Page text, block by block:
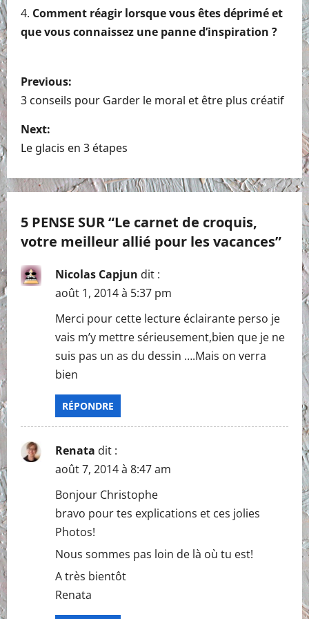
Comment réagir lorsque vous êtes déprimé et
que vous connaissez une panne d’inspiration ?
P
o
s
n
a
v
i
o
n
Previous:
3 conseils pour Garder le moral et être plus créatif
Next:
Le glacis en 3 étapes
5 PENSE SUR “Le carnet de croquis,
votre meilleur allié pour les vacances”
Nicolas Capjun dit :
août 1, 2014 à 5:37 pm
Merci pour cette lecture éclairante perso je
vais m’y mettre sérieusement,bien que je ne
suis pas un as du dessin ….Mais on verra
bien
RÉPONDRE
Renata dit :
août 7, 2014 à 8:47 am
Bonjour Christophe
bravo pour tes explications et ces jolies
Photos!
Nous sommes pas loin de là où tu est!
A très bientôt
Renata